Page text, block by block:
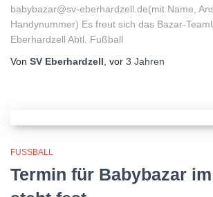
babybazar@sv-eberhardzell.de(mit Name,
Handynummer) Es freut sich das Bazar-
Eberhardzell Abtl. Fußball
Von SV Eberhardzell , vor 3 Jahren
FUSSBALL
Termin für Babybazar